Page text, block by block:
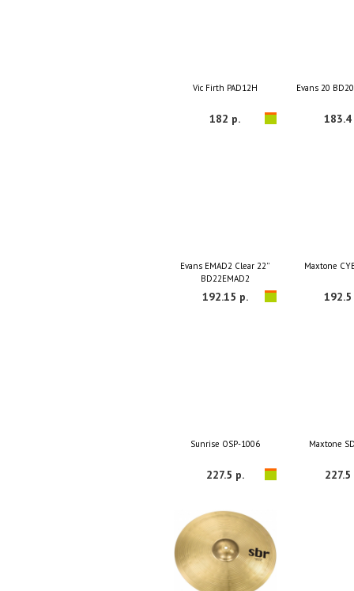
Vic Firth PAD12H
182 р.
Evans 20
183.4
Evans EMAD2 Clear 22''
BD22EMAD2
192.15 р.
Maxtone
192.5
Sunrise OSP-1006
227.5 р.
Maxtone
227.5